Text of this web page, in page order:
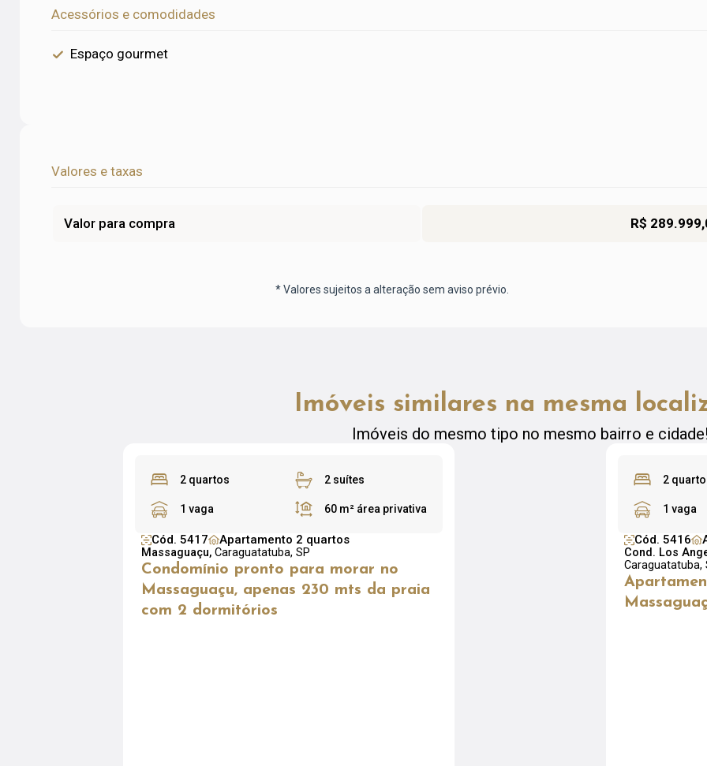
Acessórios e comodidades
Espaço gourmet
Valores e taxas
Valor para compra R$
* Valores sujeitos a alteração sem aviso prévio.
Imóveis similares na mesma
Imóveis do mesmo tipo no mesmo bairro e
2 quartos 2 suítes
1 vaga 60 m² área privativa
Cód. 5417 Apartamento 2 quartos
Massaguaçu, Caraguatatuba, SP
Condomínio pronto para morar no
Massaguaçu, apenas 230 mts da praia
com 2 dormitórios
2
1 vaga
Cód. 5416
Cond. Los
Caraguatatuba,